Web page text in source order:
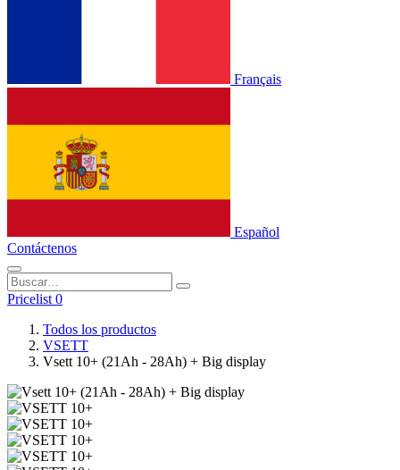
Français
Español
Contáctenos
Pricelist 0
Todos los productos
VSETT
Vsett 10+ (21Ah - 28Ah) + Big display